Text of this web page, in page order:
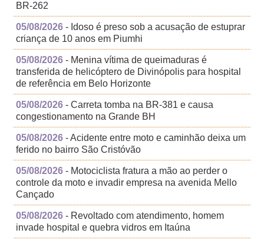
BR-262
05/08/2026 - Idoso é preso sob a acusação de estuprar
criança de 10 anos em Piumhi
05/08/2026 - Menina vítima de queimaduras é
transferida de helicóptero de Divinópolis para hospital
de referência em Belo Horizonte
05/08/2026 - Carreta tomba na BR-381 e causa
congestionamento na Grande BH
05/08/2026 - Acidente entre moto e caminhão deixa um
ferido no bairro São Cristóvão
05/08/2026 - Motociclista fratura a mão ao perder o
controle da moto e invadir empresa na avenida Mello
Cançado
05/08/2026 - Revoltado com atendimento, homem
invade hospital e quebra vidros em Itaúna